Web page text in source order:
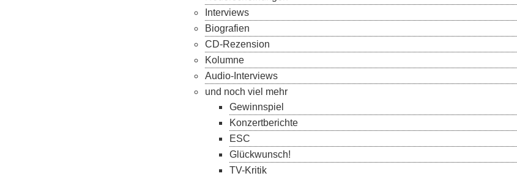
Interviews
Biografien
CD-Rezension
Kolumne
Audio-Interviews
und noch viel mehr
Gewinnspiel
Konzertberichte
ESC
Glückwunsch!
TV-Kritik